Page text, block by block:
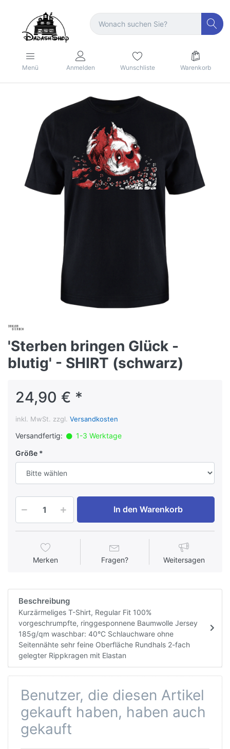
Menü Anmelden Wunschliste Warenkorb
'Sterben bringen Glück -
blutig' - SHIRT (schwarz)
24,90 € *
inkl. MwSt. zzgl. Versandkosten
Versandfertig:
1-3 Werktage
Größe
In den Warenkorb
Merken Fragen? Weitersagen
Beschreibung
Kurzärmeliges T-Shirt, Regular Fit 100%
vorgeschrumpfte, ringgesponnene Baumwolle Jersey
185g/qm waschbar: 40°C Schlauchware ohne
Seitennähte sehr feine Oberfläche Rundhals 2-fach
gelegter Rippkragen mit Elastan
Benutzer, die diesen Artikel
gekauft haben, haben auch
gekauft